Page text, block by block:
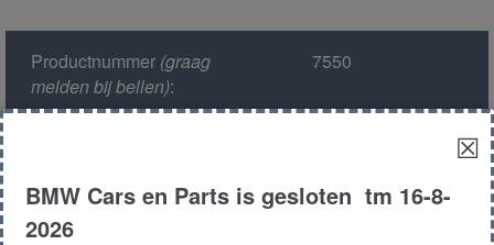
Productnummer(graag
melden bij bellen):
7550
Kleur :
297 - Montreal
☒
BMW Cars en Parts is gesloten tm 16-8-
2026